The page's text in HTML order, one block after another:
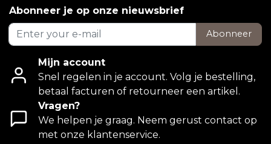
Abonneer je op onze nieuwsbrief
Abonneer
Mijn account
Snel regelen in je account. Volg je bestelling,
betaal facturen of retourneer een artikel.
Vragen?
We helpen je graag. Neem gerust contact op
met onze klantenservice.